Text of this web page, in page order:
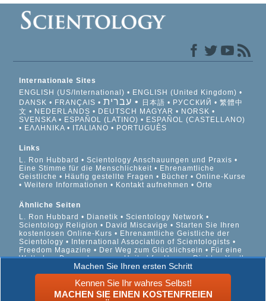
Machen Sie Ihren ersten Schritt
Kennen Sie Ihr wahres Selbst!
MACHEN SIE EINEN KOSTENFREIEN
Internationale Sites
ENGLISH (US/International)
ENGLISH (United Kingdom)
DANSK
FRANÇAIS עברית 日本語 РУССКИЙ
繁體中
文
NEDERLANDS DEUTSCH MAGYAR
NORSK
SVENSKA
ESPAÑOL (LATINO)
ESPAÑOL (CASTELLANO)
ΕΛΛΗΝΙΚA
ITALIANO PORTUGUÊS
Links
L. Ron Hubbard
Scientology Anschauungen und Praxis
Eine Stimme für die Menschlichkeit
Ehrenamtliche
Geistliche
Häufig gestellte Fragen Bücher
Online-Kurse
Weitere Informationen
Kontakt aufnehmen Orte
Ähnliche Seiten
L. Ron Hubbard
Dianetik
Scientology Network
Scientology Religion
David Miscavige
Starten Sie Ihren
kostenlosen Online-Kurs
Ehrenamtliche Geistliche der
Scientology
International Association of Scientologists
Freedom Magazine
Der Weg zum Glücklichsein
Für eine
Welt ohne Drogenkonsum
United for Human Rights
Youth
for Human Rights
Citizens Commission on Human Rights
© 2026 Scientology Kirche International. Alle Rechte
vorbehalten.Datenschutzinformationen •Cookie-Richtlinie